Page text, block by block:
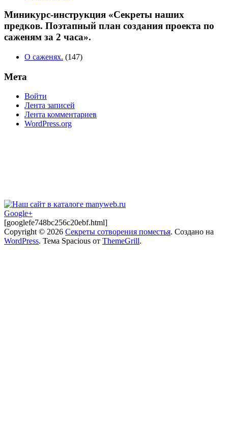
Миникурс-инструкция «Секреты наших
предков. Поэтапный план создания проекта по
саженям за 2 часа».
О саженях. (147)
Мета
Войти
Лента записей
Лента комментариев
WordPress.org
Google+
[googlefe748bc256c20ebf.html]
Copyright © 2026 Секреты сотворения поместья. Создано на
WordPress. Тема Spacious от ThemeGrill.